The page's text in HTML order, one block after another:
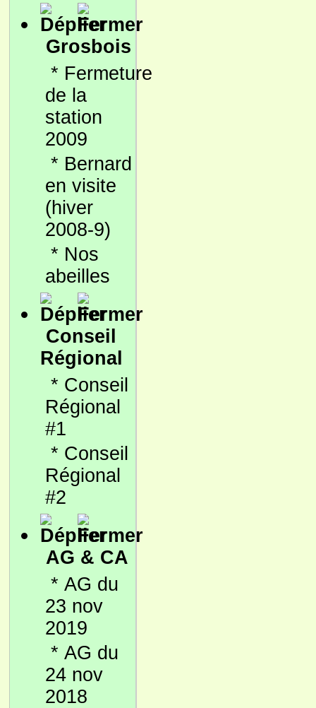
Grosbois
* Fermeture
de la
station
2009
* Bernard
en visite
(hiver
2008-9)
* Nos
abeilles
Conseil
Régional
* Conseil
Régional
#1
* Conseil
Régional
#2
AG & CA
* AG du
23 nov
2019
* AG du
24 nov
2018